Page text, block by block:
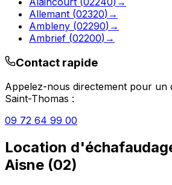
Allemant (02320) →
Ambleny (02290) →
Ambrief (02200) →
Contact rapide
Appelez-nous directement pour un
Saint-Thomas :
09 72 64 99 00
Location
Aisne (02)